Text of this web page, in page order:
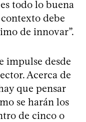
todo lo buena
contexto debe
de innovar”.
impulse desde
Acerca de
que pensar
se harán los
de cinco o